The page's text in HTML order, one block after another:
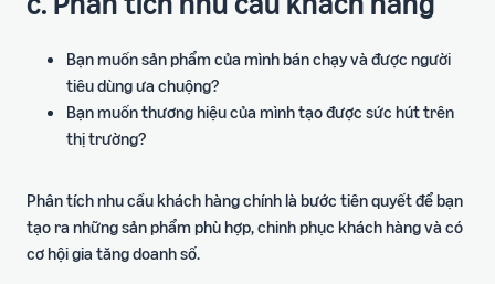
Bạn muốn sản phẩm của mình bán chạy và được người
tiêu dùng ưa chuộng?
Bạn muốn thương hiệu của mình tạo được sức hút trên
thị trường?
Phân tích nhu cầu khách hàng chính là bước tiên quyết để bạn
tạo ra những sản phẩm phù hợp, chinh phục khách hàng và có
cơ hội gia tăng doanh số.